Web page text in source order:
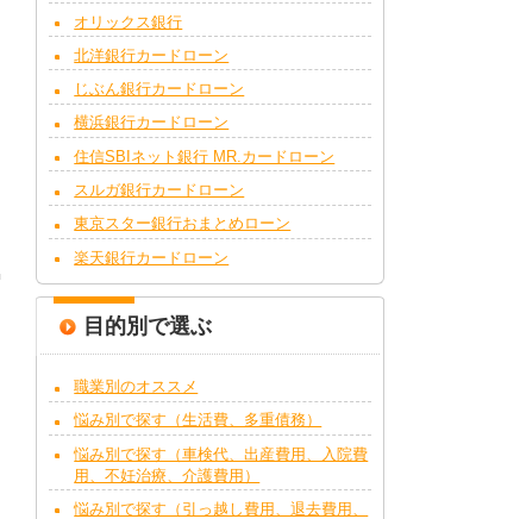
オリックス銀行
北洋銀行カードローン
じぶん銀行カードローン
横浜銀行カードローン
住信SBIネット銀行 MR.カードローン
スルガ銀行カードローン
東京スター銀行おまとめローン
楽天銀行カードローン
目的別で選ぶ
職業別のオススメ
悩み別で探す（生活費、多重債務）
悩み別で探す（車検代、出産費用、入院費
用、不妊治療、介護費用）
悩み別で探す（引っ越し費用、退去費用、